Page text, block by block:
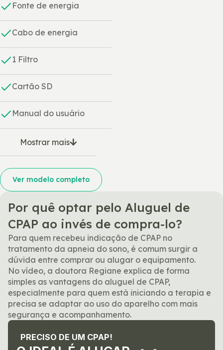
Fonte de energia
Cabo de energia
1 Filtro
Cartão SD
Manual do usuário
Mostrar mais
Ver modelo completo
Por quê optar pelo Aluguel de
CPAP ao invés de compra-lo?
Para quem recebeu indicação de CPAP no
tratamento da apneia do sono, é comum surgir a
dúvida entre comprar ou alugar o equipamento.
No vídeo, a doutora Regiane explica de forma
simples as vantagens do aluguel de CPAP,
especialmente para quem está iniciando a terapia e
precisa se adaptar ao uso do aparelho com mais
segurança e acompanhamento.
PRECISO DE UM CPAP!